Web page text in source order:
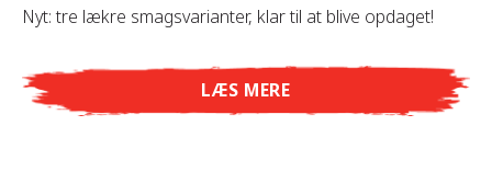
Nyt: tre lækre smagsvarianter, klar til at blive opdaget!
LÆS MERE